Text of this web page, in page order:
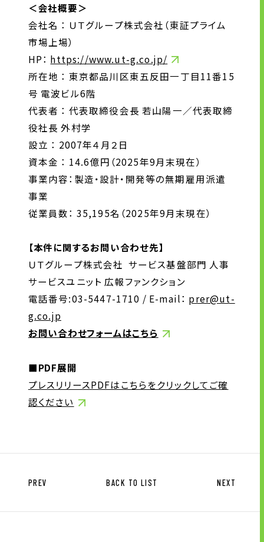
＜会社概要＞
会社名 ： ＵＴグループ株式会社（東証プライム
市場上場）
HP： https://www.ut-g.co.jp/
所在地 ： 東京都品川区東五反田一丁目11番15
号 電波ビル6階
代表者 ： 代表取締役会長 若山陽一／代表取締
役社長 外村学
設立 ： 2007年４月２日
資本金 ： 14.6億円（2025年9月末現在）
事業内容：製造・設計・開発等の無期雇用派遣
事業
従業員数： 35,195名（2025年9月末現在）
【本件に関するお問い合わせ先】
ＵＴグループ株式会社 サービス基盤部門 人事
サービスユニット 広報ファンクション
電話番号:03-5447-1710 / E-mail： prer@ut-
g.co.jp
お問い合わせフォームはこちら
■PDF展開
プレスリリースPDFはこちらをクリックしてご確
認ください
PREV BACK TO LIST NEXT